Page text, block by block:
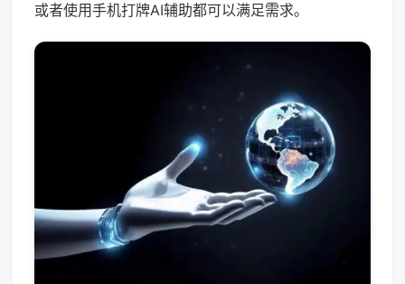
或者使用手机打牌AI辅助都可以满足需求。